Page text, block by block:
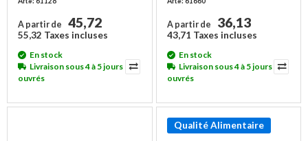
A partir de 45,72
55,32 Taxes incluses
En stock
Livraison sous 4 à 5 jours
ouvrés
A partir de 36,13
43,71 Taxes incluses
En stock
Livraison sous 4 à 5 jours
ouvrés
Qualité Alimentaire